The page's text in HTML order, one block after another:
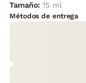
Tamaño:15 ml
Métodos de entrega